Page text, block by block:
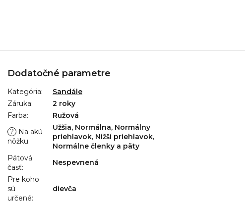
Dodatočné parametre
Kategória:
Sandále
Záruka:
2 roky
Farba:
Ružová
?
Na akú
nôžku:
Užšia, Normálna, Normálny
priehlavok, Nižší priehlavok,
Normálne členky a päty
Pätová
časť:
Nespevnená
Pre koho
sú
určené:
dievča